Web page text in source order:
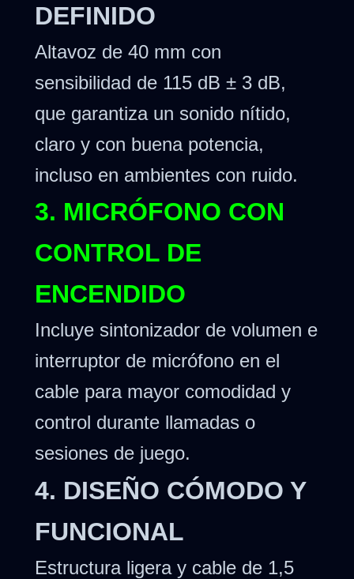
DEFINIDO
Altavoz de 40 mm con
sensibilidad de 115 dB ± 3 dB,
que garantiza un sonido nítido,
claro y con buena potencia,
incluso en ambientes con ruido.
3. MICRÓFONO CON
CONTROL DE
ENCENDIDO
Incluye sintonizador de volumen e
interruptor de micrófono en el
cable para mayor comodidad y
control durante llamadas o
sesiones de juego.
4. DISEÑO CÓMODO Y
FUNCIONAL
Estructura ligera y cable de 1,5